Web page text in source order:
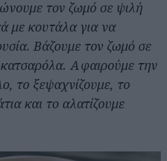
τον ζωμό σε ψιλή
με κουτάλα για να
Βάζουμε τον ζωμό σε
Αφαιρούμε την
το ξεψαχνίζουμε, το
και το αλατίζουμε